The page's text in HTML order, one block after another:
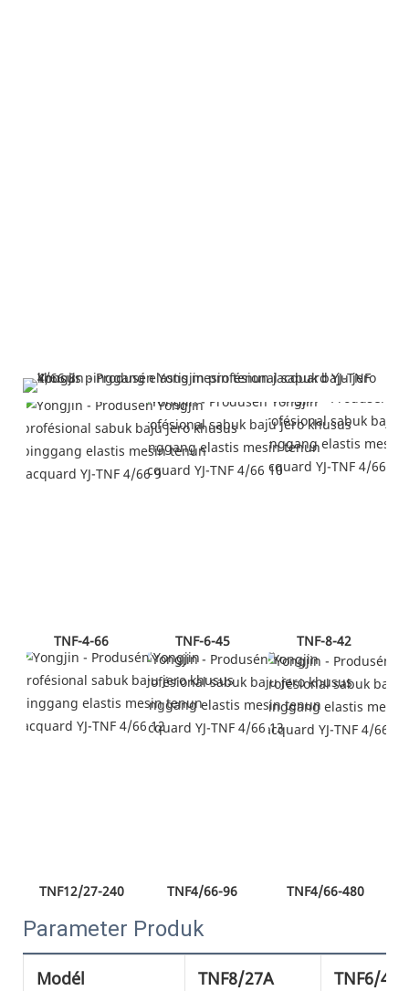
TNF-4-66 TNF-6-45 TNF-8-42
TNF12/27-240 TNF4/66-96 TNF4/66-480
Parameter Produk
Modél TNF8/27A TNF6/42A